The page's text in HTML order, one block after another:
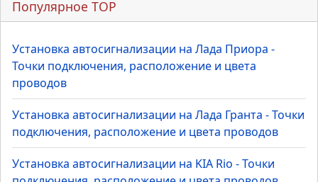
Точки подключения сигнализации Volkswagen
Точки подключения Toyota Vitz 2018 ключ: CAN,
автозапуск, IMO/IMI